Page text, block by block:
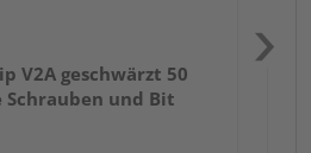
V2A geschwärzt 50
und Bit